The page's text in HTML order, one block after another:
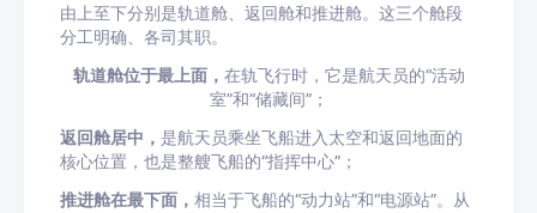
由上至下分别是轨道舱、返回舱和推进舱。这三个舱段
分工明确、各司其职。
轨道舱位于最上面， 在轨飞行时，它是航天员的“活动
室”和“储藏间”；
返回舱居中， 是航天员乘坐飞船进入太空和返回地面的
核心位置，也是整艘飞船的“指挥中心”；
推进舱在最下面， 相当于飞船的“动力站”和“电源站”。从